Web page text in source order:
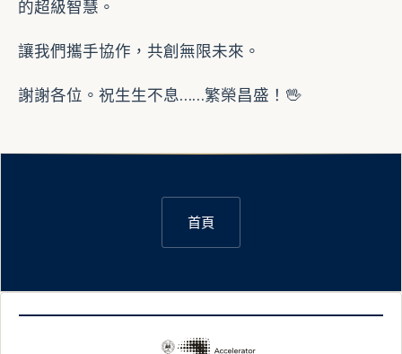
的超級智慧。
讓我們攜手協作，共創無限未來。
謝謝各位。祝生生不息……繁榮昌盛！🖖
首頁